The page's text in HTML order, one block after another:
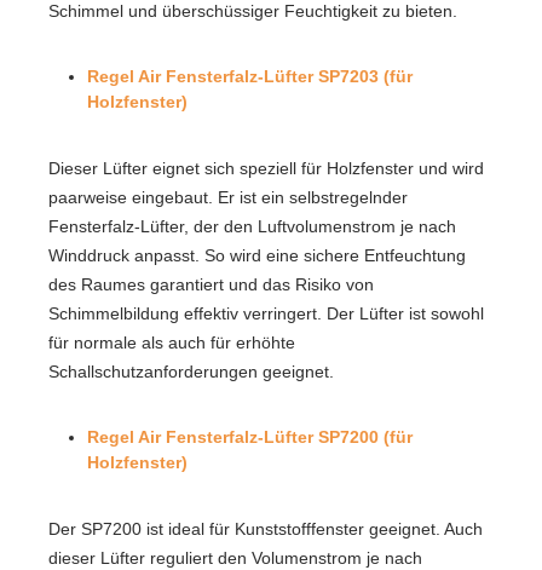
Schimmel und überschüssiger Feuchtigkeit zu bieten.
Regel Air Fensterfalz-Lüfter SP7203 (für
Holzfenster)
Dieser Lüfter eignet sich speziell für Holzfenster und wird
paarweise eingebaut. Er ist ein selbstregelnder
Fensterfalz-Lüfter, der den Luftvolumenstrom je nach
Winddruck anpasst. So wird eine sichere Entfeuchtung
des Raumes garantiert und das Risiko von
Schimmelbildung effektiv verringert. Der Lüfter ist sowohl
für normale als auch für erhöhte
Schallschutzanforderungen geeignet.
Regel Air Fensterfalz-Lüfter SP7200 (für
Holzfenster)
Der SP7200 ist ideal für Kunststofffenster geeignet. Auch
dieser Lüfter reguliert den Volumenstrom je nach